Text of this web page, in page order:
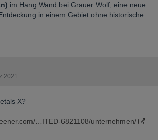
im Hang Wand bei Grauer Wolf, eine neue
in einem Gebiet ohne historische
2021
X?
…ITED-6821108/unternehmen/